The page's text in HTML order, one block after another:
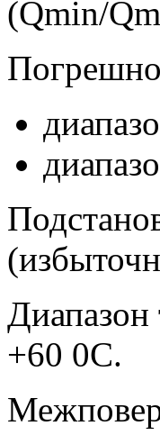
(Qmin/
+60 0С.